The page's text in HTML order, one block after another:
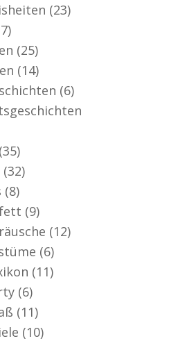
(23)
(25)
(14)
(6)
(35)
(32)
(8)
(9)
(12)
(6)
(11)
(6)
(11)
(10)